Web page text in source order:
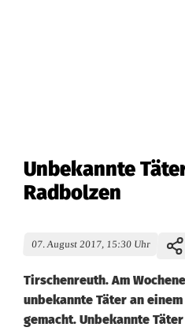
Unbekannte
Radbolzen
07. August 2017, 15:30 Uhr
Tirschenreuth. Am
unbekannte Täter an
gemacht. Unbekannte